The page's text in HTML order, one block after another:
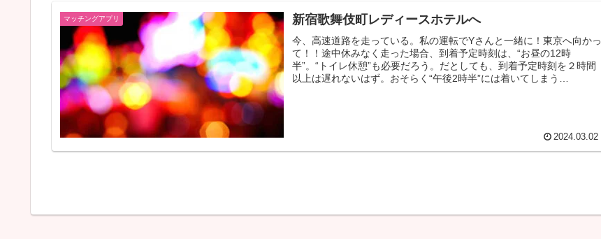
マッチングアプリ 新宿歌舞伎町レディースホテルへ
今、高速道路を走っている。私の運転でYさんと一緒に！東京へ向かっ
て！！途中休みなく走った場合、到着予定時刻は、“お昼の12時
半”。“トイレ休憩”も必要だろう。だとしても、到着予定時刻を２時間
以上は遅れないはず。おそらく“午後2時半”には着いてしまう…
2024.03.02